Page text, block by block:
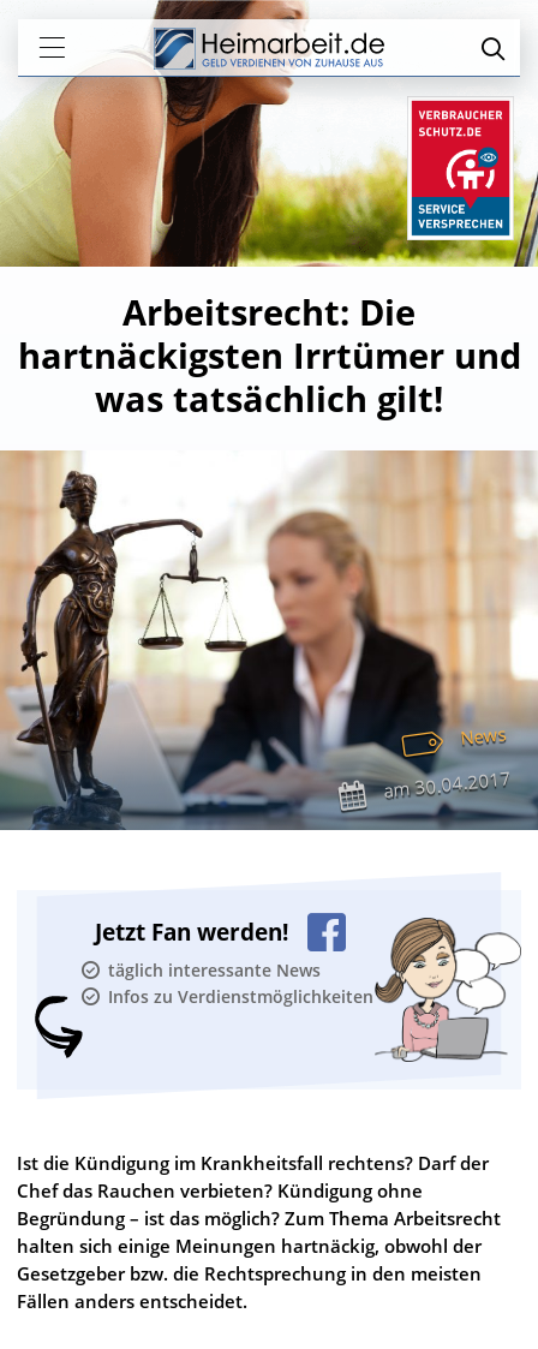
Arbeitsrecht: Die
hartnäckigsten Irrtümer und
was tatsächlich gilt!
News
am30.04.2017
Jetzt Fan werden!
täglich interessante News
Infos zu Verdienstmöglichkeiten
Ist die Kündigung im Krankheitsfall rechtens? Darf der
Chef das Rauchen verbieten? Kündigung ohne
Begründung – ist das möglich? Zum Thema Arbeitsrecht
halten sich einige Meinungen hartnäckig, obwohl der
Gesetzgeber bzw. die Rechtsprechung in den meisten
Fällen anders entscheidet.